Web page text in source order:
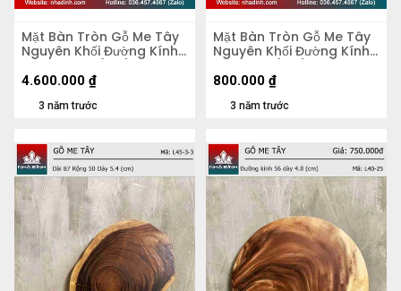
Mặt Bàn Tròn Gỗ Me Tây
Nguyên Khối Đường Kính
103 Dày 4,5 (cm)
3 năm trước
4.600.000 ₫
Mặt Bàn Tròn Gỗ Me Tây
Nguyên Khối Đường Kính
47 Dày 5 (cm)
3 năm trước
800.000 ₫